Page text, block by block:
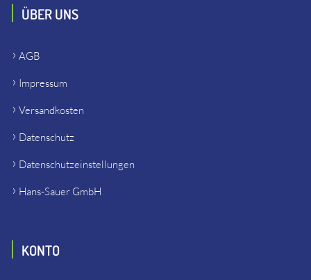
ÜBER UNS
AGB
Impressum
Versandkosten
Datenschutz
Datenschutzeinstellungen
Hans-Sauer GmbH
KONTO